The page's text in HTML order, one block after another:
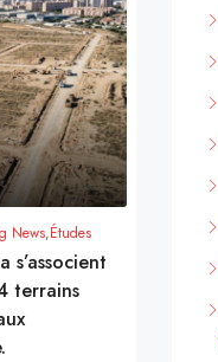
News,Études
s’associent
terrains